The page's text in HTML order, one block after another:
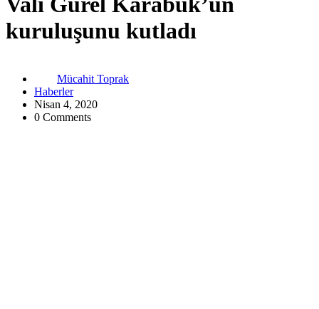
kuruluşunu kutladı
Mücahit Toprak
Haberler
Nisan 4, 2020
0 Comments